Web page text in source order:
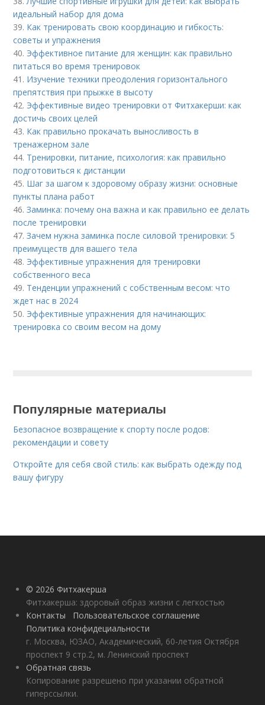
идеальный набор для дома
39. Как тренировать свою координацию и гибкость:
советы и упражнения
40. Эффективное питание для женщин: как правильно
питаться во время тренировок
41. Изучение техники преодоления горизонтального
препятствия при прыжке в высоту
42. Эффективные видео тренировки от Фитхакерши: как
достичь своих целей
43. Как правильно прокачать выносливость в
тренажерном зале
44. Тренировки, питание, психология: как правильно
подготовиться к дистанции
45. Шаг за шагом к здоровому образу жизни: основные
пункты плана работ
46.Заминка: почему она важна и как правильно ее делать
после тренировки
47.Зачем нужна заминка после силовой тренировки: 5
преимуществ для вашего тела
48. Эффективные упражнения для тренировки
собственного веса
49. Тенденции упражнений с собственным весом: что
ждет нас в 2024
50. Эффективные упражнения для начинающих:
тренировка со своим весом на дому
Популярные материалы
Безопасное возвращение к спорту после родов:
рекомендации и совету
Откройте для себя свой стиль: как выбрать одежду под
вашу фигуру
© 2026 Фитхакерша
Фитхакерша: здоровый образ жизни с легкостью
Контакты
Пользовательское соглашение
Политика конфидециальности
г. Москва, ЮЗАО, Академический, 60-летия Октября
проспект 9 стр.2, м. Ленинский проспект
Обратная связь
Копирование разрешено при указании обратной
гиперссылки.